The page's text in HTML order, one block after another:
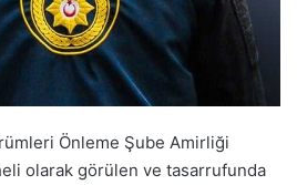
Önleme Şube Amirliği
olarak görülen ve tasarrufunda